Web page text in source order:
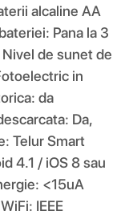
alcaline AA
Pana la 3
de sunet de
in
da
Da,
Telur Smart
4.1 / iOS 8 sau
<15uA
IEEE